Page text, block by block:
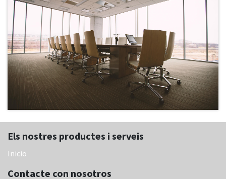
Els nostres productes i serveis
Inicio
Contacte con nosotros